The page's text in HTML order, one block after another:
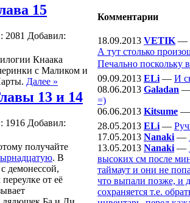
15
2081 Добавил:
Кнаака
с Маликом и
Далее »
13 и 14
1916 Добавил:
получайте
. В
демонессой,
от её
Комментарии
18.09.2013 VETIK —
А тут столько
Печально поскольку
09.09.2013 ELi — И
08.06.2013 Galadan
=)
06.06.2013 Kitsume —
28.05.2013 ELi —
17.05.2013 Nanaki —
13.05.2013 Nanaki —
высоких см после
таймаут и они не
что выпали позже, и
сохраняется т.е.